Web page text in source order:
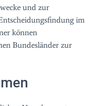
und zur
im
können
Bundesländer zur